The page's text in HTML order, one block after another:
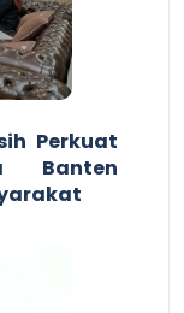
Perkuat
Banten